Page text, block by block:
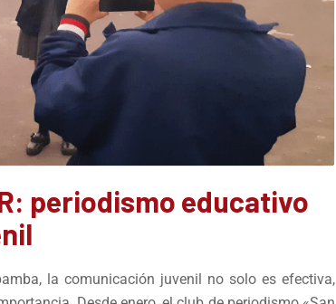
periodismo educativo
la comunicación juvenil no solo es efectiva,